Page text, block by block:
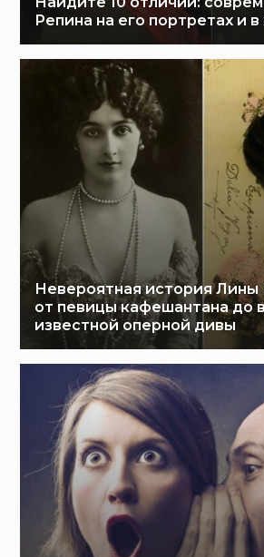
Репина на его портретах и
Невероятная история
от певицы кафешантана до
известной оперной дивы